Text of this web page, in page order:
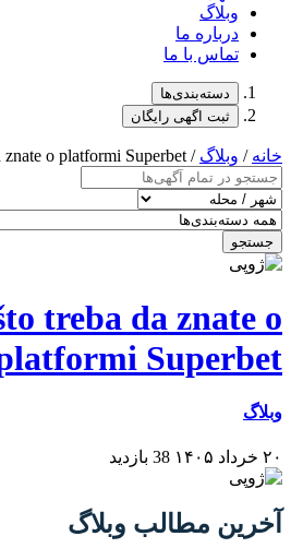
وبلاگ
درباره ما
تماس با ما
دسته‌بندی‌ها
ثبت اگهی رایگان
خانه / وبلاگ / Sve što treba da znate o platformi Superbet
جستجو
treba da znate o
Superbet
وبلاگ
۲۰ خرداد ۱۴۰۵ 38 بازدید
آخرین مطالب وبلاگ